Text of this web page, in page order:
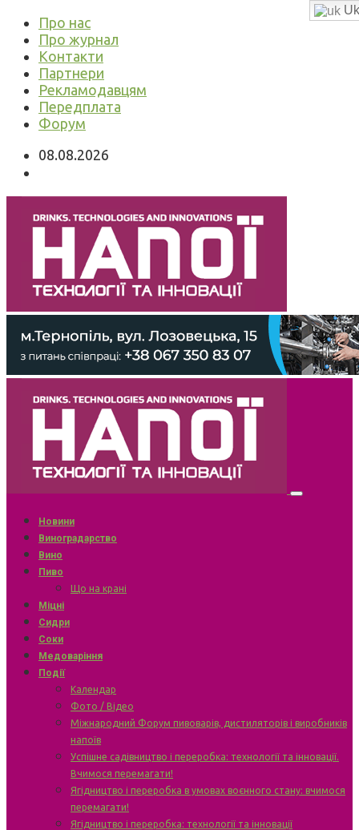
Про нас
Про журнал
Контакти
Партнери
Рекламодавцям
Передплата
Форум
08.08.2026
Новини
Виноградарство
Вино
Пиво
Що на крані
Міцні
Сидри
Соки
Медоваріння
Події
Календар
Фото / Відео
Міжнародний Форум пивоварів, дистиляторів і виробників
напоїв
Успішне садівництво і переробка: технології та інновації.
Вчимося перемагати!
Ягідництво і переробка в умовах воєнного стану: вчимося
перемагати!
Ягідництво і переробка: технології та інновації